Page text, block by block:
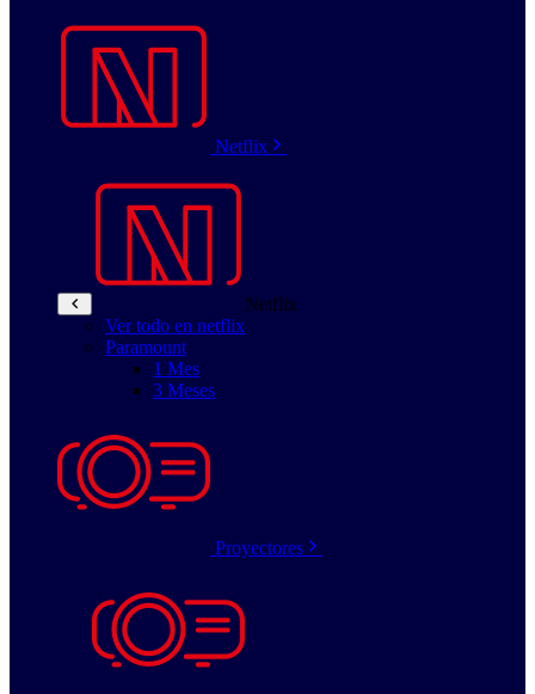
Netflix
Netflix
Ver todo en netflix
Paramount
1 Mes
3 Meses
Proyectores